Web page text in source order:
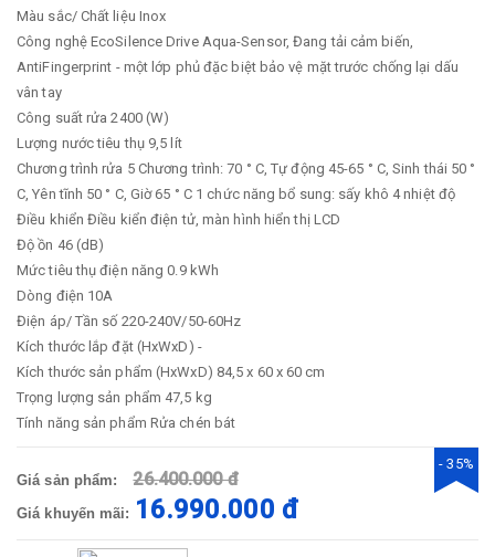
Màu sắc/ Chất liệu Inox
Công nghệ EcoSilence Drive Aqua-Sensor, Đang tải cảm biến,
AntiFingerprint - một lớp phủ đặc biệt bảo vệ mặt trước chống lại dấu
vân tay
Công suất rửa 2400 (W)
Lượng nước tiêu thụ 9,5 lít
Chương trình rửa 5 Chương trình: 70 ° C, Tự động 45-65 ° C, Sinh thái 50 °
C, Yên tĩnh 50 ° C, Giờ 65 ° C 1 chức năng bổ sung: sấy khô 4 nhiệt độ
Điều khiển Điều kiển điện tử, màn hình hiển thị LCD
Độ ồn 46 (dB)
Mức tiêu thụ điện năng 0.9 kWh
Dòng điện 10A
Điện áp/ Tần số 220-240V/50-60Hz
Kích thước lắp đặt (HxWxD) -
Kích thước sản phẩm (HxWxD) 84,5 x 60 x 60 cm
Trọng lượng sản phẩm 47,5 kg
Tính năng sản phẩm Rửa chén bát
Giá sản phẩm: 26.400.000 đ
Giá khuyến mãi: 16.990.000 đ
- 35%